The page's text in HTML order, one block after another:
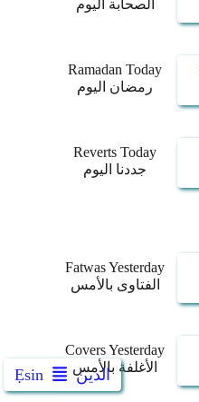
Ẹsin الدين
الصحابة اليوم
Ramadan Today
رمضان اليوم
Reverts Today
جددنا اليوم
Fatwas Yesterday
الفتاوى بالأمس
Covers Yesterday
الأغلفة بالأمس